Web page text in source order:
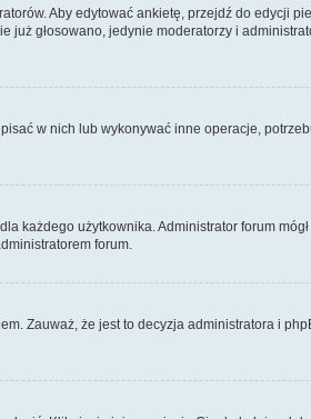
Aby edytować ankietę, przejdź do edycji
głosowano, jedynie moderatorzy i
w nich lub wykonywać inne operacje,
każdego użytkownika. Administrator forum
forum.
Zauważ, że jest to decyzja administratora i